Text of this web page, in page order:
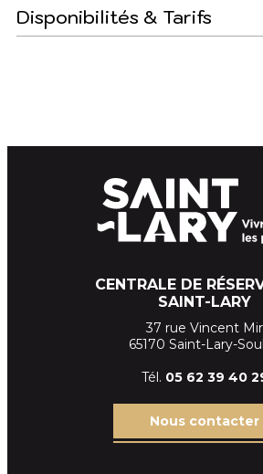
Disponibilités & Tarifs
CENTRALE DE
SAINT-LARY
37 rue Vincent Mir
65170 Saint-Lary-
Tél. 05 62 39 40
Nous contacter